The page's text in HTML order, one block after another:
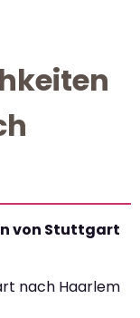
von Stuttgart
nach Haarlem